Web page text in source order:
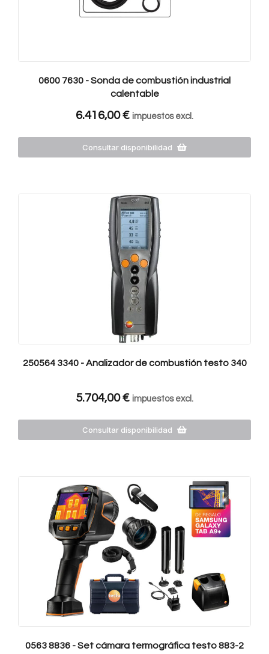
0600 7630 - Sonda de combustión industrial
calentable
6.416,00€ impuestos excl.
Consultar disponibilidad
250564 3340 - Analizador de combustión testo 340
5.704,00€ impuestos excl.
Consultar disponibilidad
0563 8836 - Set cámara termográfica testo 883-2